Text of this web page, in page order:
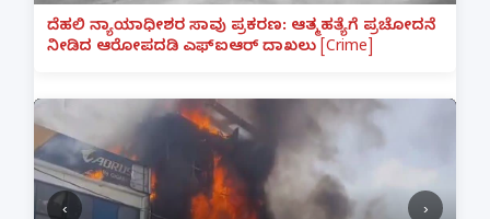
ದೆಹಲಿ ನ್ಯಾಯಾಧೀಶರ ಸಾವು ಪ್ರಕರಣ: ಆತ್ಮಹತ್ಯೆಗೆ ಪ್ರಚೋದನೆ
ನೀಡಿದ ಆರೋಪದಡಿ ಎಫ್‌ಐಆರ್ ದಾಖಲು [Crime]
‹ ›